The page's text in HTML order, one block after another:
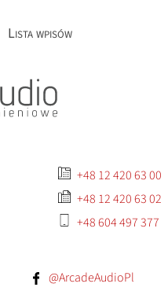
Lista wpisów
+48 12 420 63 00
+48 12 420 63 02
+48 604 497 377
@ArcadeAudioPl